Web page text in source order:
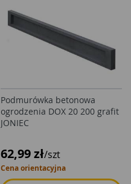
Podmurówka betonowa
ogrodzenia DOX 20 200 grafit
JONIEC
62,99 zł/szt
Cena orientacyjna